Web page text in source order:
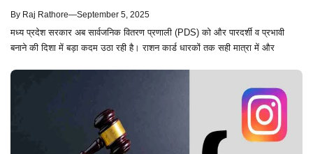
By Raj Rathore—September 5, 2025
मध्य प्रदेश सरकार अब सार्वजनिक वितरण प्रणाली (PDS) को और पारदर्शी व प्रभावी
बनाने की दिशा में बड़ा कदम उठा रही है। राशन कार्ड धारकों तक सही मात्रा में और